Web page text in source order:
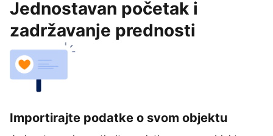
Jednostavan početak i
zadržavanje prednosti
Importirajte podatke o svom objektu